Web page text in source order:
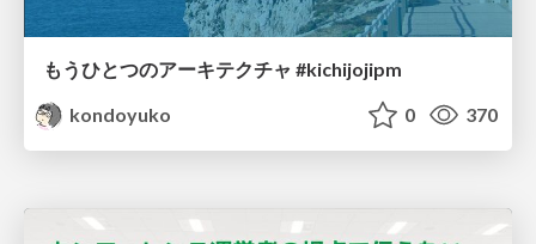
もうひとつのアーキテクチャ #kichijojipm
kondoyuko
0 370